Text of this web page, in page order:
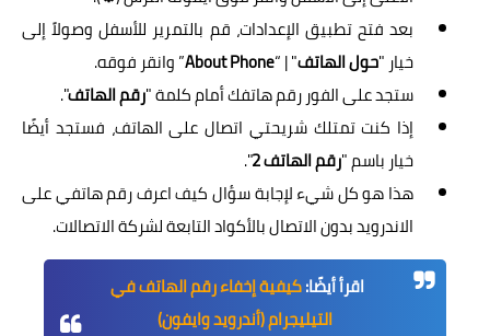
بعد فتح تطبيق الإعدادات، قم بالتمرير للأسفل وصولاً إلى
خيار "حول الهاتف" | “
About Phone” وانقر فوقه.
ستجد على الفور رقم هاتفك أمام كلمة "رقم الهاتف".
إذا كنت تمتلك شريحتي اتصال على الهاتف، فستجد أيضًا
خيار باسم "رقم الهاتف 2 ".
هذا هو كل شيء لإجابة سؤال كيف اعرف رقم هاتفي على
الاندرويد بدون الاتصال بالأكواد التابعة لشركة الاتصالات.
اقرأ أيضًا:كيفية إخفاء رقم الهاتف في
التيليجرام (أندرويد وايفون)